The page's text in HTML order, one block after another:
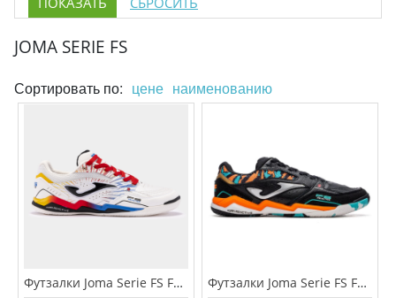
JOMA SERIE FS
Сортировать по: цене наименованию
Футзалки Joma Serie FS FSW.2476.IN Футзалки Joma Serie FS FSS.2401.IN